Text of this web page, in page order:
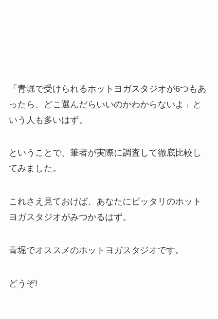
「青堀で受けられるホットヨガスタジオが6つもあ
ったら、どこ選んだらいいのかわからないよ」と
いう人も多いはず。
ということで、筆者が実際に調査して徹底比較し
てみました。
これさえ見ておけば、あなたにピッタリのホット
ヨガスタジオがみつかるはず。
青堀でオススメのホットヨガスタジオです。
どうぞ!